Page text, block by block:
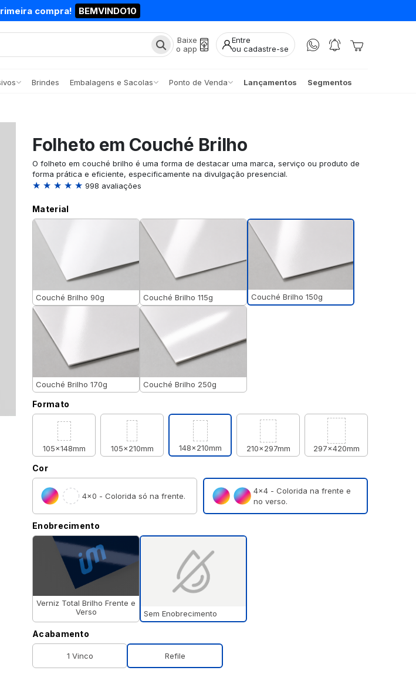
compra! BEMVINDO10
Baixe
o app
Entre
ou cadastre-se
Brindes Embalagens e Sacolas Ponto de Venda Lançamentos Segmentos
Folheto em Couché Brilho
O folheto em couché brilho é uma forma de destacar uma marca, serviço ou produto de
forma prática e eficiente, especificamente na divulgação presencial.
★ ★ ★ ★ ★ 998 avaliações
Material
Couché Brilho 90g Couché Brilho 115g Couché Brilho 150g
Couché Brilho 170g Couché Brilho 250g
Formato
105x148mm 105x210mm 148x210mm 210x297mm 297x420mm
Cor
4×0 - Colorida só na frente.
4×4 - Colorida na frente e
no verso.
Enobrecimento
Verniz Total Brilho Frente e
Verso
Sem Enobrecimento
Acabamento
1 Vinco Refile